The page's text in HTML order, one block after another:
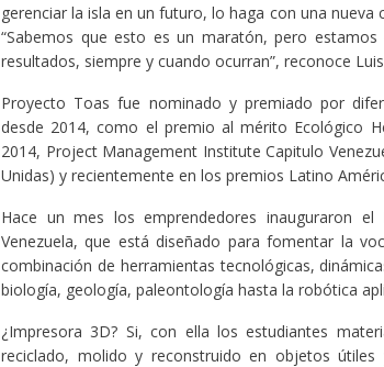
gerenciar la isla en un futuro, lo haga con una
“Sabemos que esto es un maratón, pero
resultados, siempre y cuando ocurran”, reconoce
Proyecto Toas fue nominado y premiado por
desde 2014, como el premio al mérito Ecológico
2014, Project Management Institute Capitulo
Unidas) y recientemente en los premios Latino
Hace un mes los emprendedores inauguraron
Venezuela, que está diseñado para fomentar la
combinación de herramientas tecnológicas,
biología, geología, paleontología hasta la robótica
¿Impresora 3D? Si, con ella los estudiantes
reciclado, molido y reconstruido en objetos